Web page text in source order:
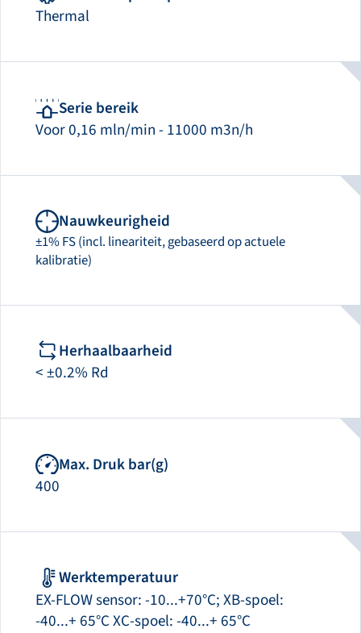
Thermal
Serie bereik
Voor 0,16 mln/min - 11000 m3n/h
Nauwkeurigheid
±1% FS (incl. lineariteit, gebaseerd op actuele
kalibratie)
Herhaalbaarheid
< ±0.2% Rd
Max. Druk bar(g)
400
Werktemperatuur
EX-FLOW sensor: -10...+70°C; XB-spoel:
-40...+ 65°C XC-spoel: -40...+ 65°C